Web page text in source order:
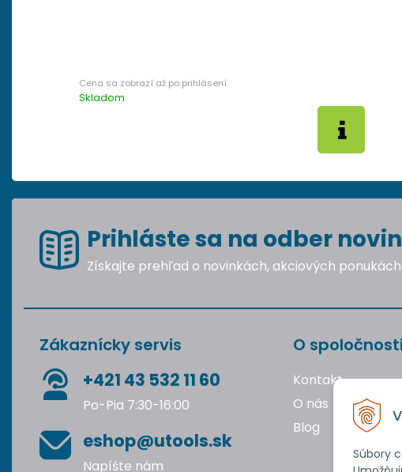
Súbory
Skladom
Prihláste sa na odber
Získajte prehľad o novinkách, akciových
Zákaznícky servis
+421 43 532 11 60
Po-Pia 7:30-16:00
eshop@utools.sk
Napíšte nám
O spoločnosti
Kontakt
O nás
Blog